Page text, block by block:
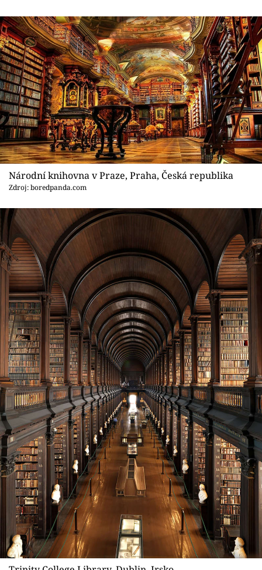
Národní knihovna v Praze, Praha, Česká republika
Zdroj: boredpanda.com